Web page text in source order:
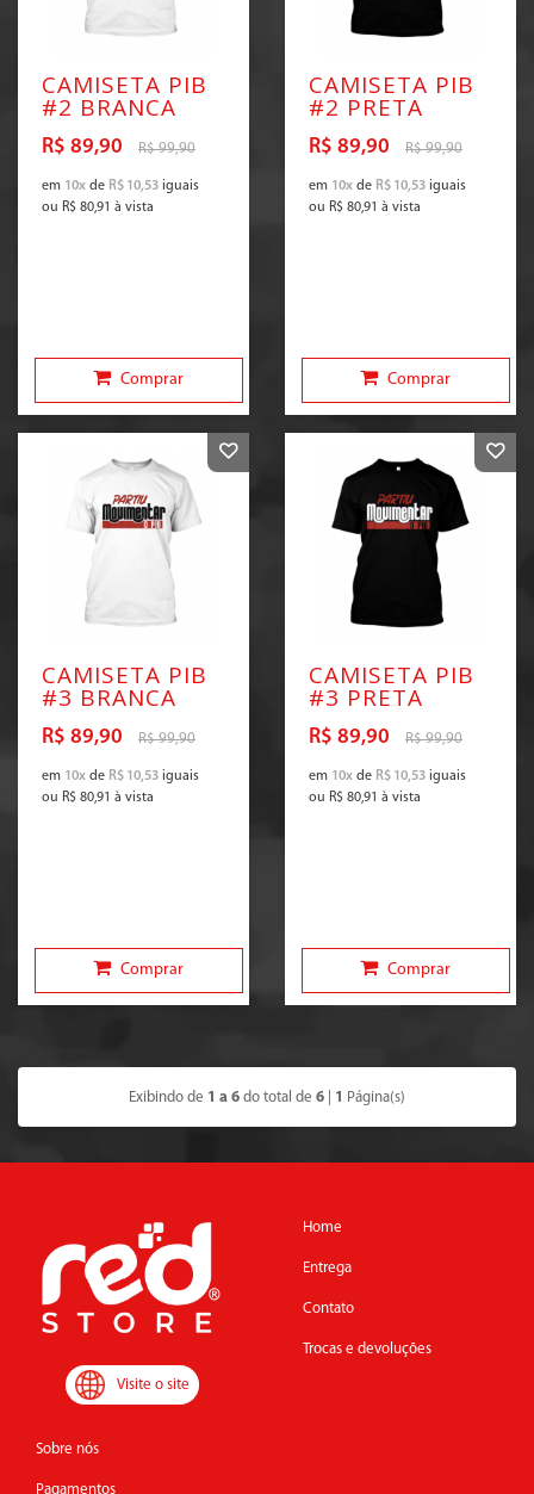
CAMISETA PIB
#2 BRANCA
R$ 89,90 R$ 99,90
em 10x de R$ 10,53 iguais
ou R$ 80,91 à vista
Comprar
CAMISETA PIB
#2 PRETA
R$ 89,90 R$ 99,90
em 10x de R$ 10,53 iguais
ou R$ 80,91 à vista
Comprar
CAMISETA PIB
#3 BRANCA
R$ 89,90 R$ 99,90
em 10x de R$ 10,53 iguais
ou R$ 80,91 à vista
Comprar
CAMISETA PIB
#3 PRETA
R$ 89,90 R$ 99,90
em 10x de R$ 10,53 iguais
ou R$ 80,91 à vista
Comprar
Exibindo de 1 a 6 do total de 6 1 Página(s)
Home
Entrega
Contato
Trocas e devoluções
Sobre nós
Pagamentos
Visite o site